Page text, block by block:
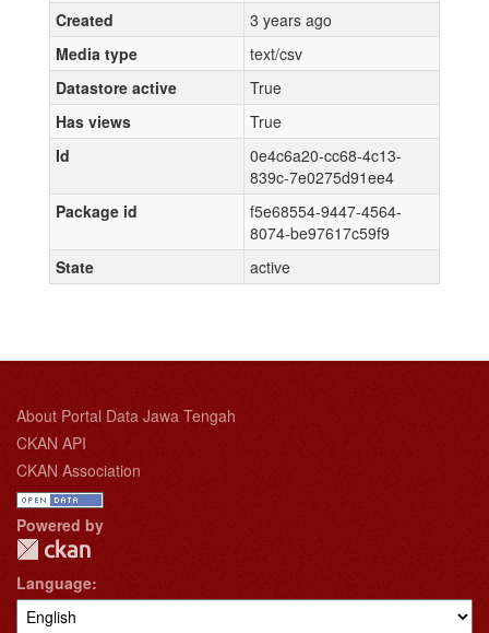
Created
3 years ago
Media type
text/csv
Datastore active
True
Has views
True
Id
0e4c6a20-cc68-4c13-
839c-7e0275d91ee4
Package id
f5e68554-9447-4564-
8074-be97617c59f9
State
active
About Portal Data Jawa Tengah
CKAN API
CKAN Association
Powered by
Language